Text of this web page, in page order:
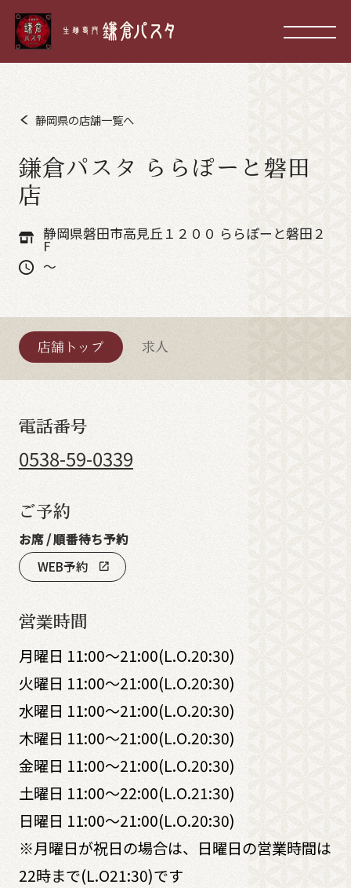
静岡県の店舗一覧へ
鎌倉パスタ ららぽーと磐田
店
静岡県磐田市高見丘１２００ ららぽーと磐田２
F
～
店舗トップ 求人
電話番号
0538-59-0339
ご予約
お席 / 順番待ち予約
WEB予約
open_in_new
営業時間
月曜日 11:00～21:00(L.O.20:30)
火曜日 11:00～21:00(L.O.20:30)
水曜日 11:00～21:00(L.O.20:30)
木曜日 11:00～21:00(L.O.20:30)
金曜日 11:00～21:00(L.O.20:30)
土曜日 11:00～22:00(L.O.21:30)
日曜日 11:00～21:00(L.O.20:30)
※月曜日が祝日の場合は、日曜日の営業時間は
22時まで(L.O21:30)です